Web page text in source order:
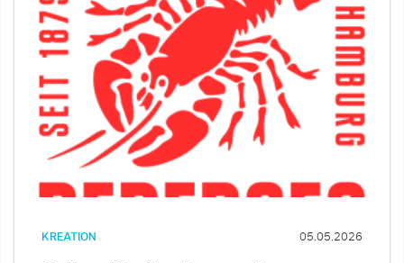
KREATION 05.05.2026